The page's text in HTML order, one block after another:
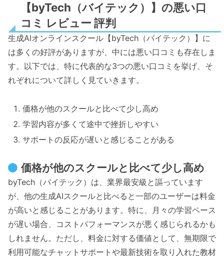
【byTech（バイテック）】の悪い口
コミ レビュー 評判
生成AIオンラインスクール【byTech（バイテック）】に
は多くの好評がありますが、中には悪い口コミも存在しま
す。以下では、特に代表的な3つの悪い口コミを挙げ、そ
れぞれについて詳しく見ていきます。
価格が他のスクールと比べて少し高め
学習内容が多くて途中で挫折しやすい
サポートの反応が遅いと感じることがある
価格が他のスクールと比べて少し高め
byTech（バイテック）は、業界最安級と謳っています
が、他の生成AIスクールと比べると一部のユーザーは料金
が高いと感じることがあります。特に、月々の学習ペース
が遅い場合、コストパフォーマンスが悪く感じられるかも
しれません。ただし、料金に対する価値として、無期限で
利用可能なチャットサポートや最新技術を取り入れた教材